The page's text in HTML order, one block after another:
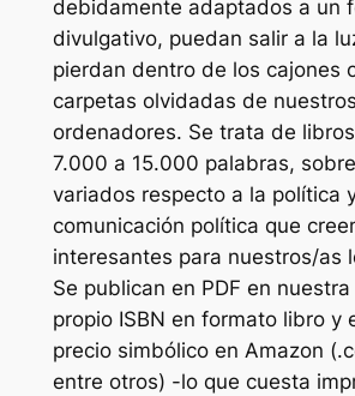
debidamente adaptados a un
divulgativo, puedan salir a la
pierdan dentro de los cajones
carpetas olvidadas de nuestros
ordenadores. Se trata de
7.000 a 15.000 palabras,
variados respecto a la política
comunicación política que
interesantes para nuestros/as
Se publican en PDF en
propio ISBN en formato libro y
precio simbólico en Amazon
entre otros) -lo que cuesta